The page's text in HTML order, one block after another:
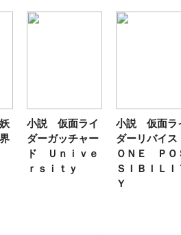
小説 仮面ライ
ダーガッチャー
ド Ｕｎｉｖｅ
ｒｓｉｔｙ
小説 仮面ラ
ダーリバイス
ＯＮＥ ＰＯ
ＳＩＢＩＬＩ
Ｙ